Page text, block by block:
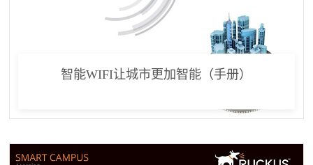
智能WIFI让城市更加智能（手册）